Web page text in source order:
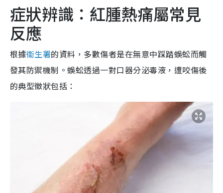
症狀辨識：紅腫熱痛屬常見
反應
根據衞生署的資料，多數傷者是在無意中踩踏蜈蚣而觸
發其防禦機制。蜈蚣透過一對口器分泌毒液，遭咬傷後
的典型徵狀包括：